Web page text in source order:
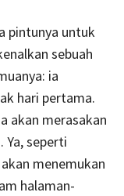
pintunya untuk
sebuah
ia
hari pertama.
akan merasakan
Ya, seperti
menemukan
halaman-